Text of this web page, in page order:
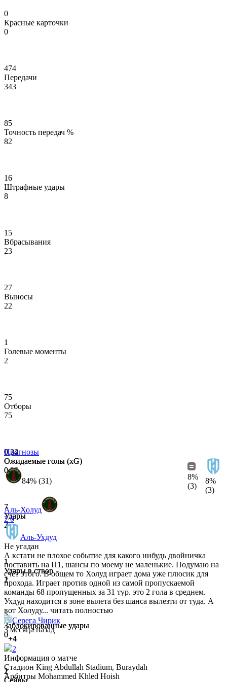
0
Красные карточки
0
474
Передачи
343
85
Точность передач %
82
16
Штрафные удары
8
15
Вбрасывания
23
27
Выносы
22
1
Голевые моменты
2
75
Отборы
75
0.24
Ожидаемые голы (xG)
0.38
7
Удары
3
1
Удары в створ
2
3
Заблокированные удары
0
2
Сейвы
0.32
Ожидаемые голы (xG)
0.04
7
Удары
2
1
Удары в створ
1
3
Заблокированные удары
0
1
Сейвы
Прогнозы
84% (31)
8%
(3)
8%
(3)
Аль-Холуд
2 0
Аль-Ухдуд
Не угадан
А кстати не плохое событие для какого нибудь двойничка
поставить на П1, шансы по моему не маленькие. Подумаю на
счёт этого. В общем то Холуд играет дома уже плюсик для
прохода. Играет против одной из самой пропускаемой
команды 68 пропущенных за 31 тур. это 2 гола в среднем.
Ухдуд находится в зоне вылета без шанса вылезти от туда. А
вот Холуду... читать полностью
Серега Чирик
3 месяца назад
+4
2
Информация о матче
Стадион King Abdullah Stadium, Buraydah
Арбитры Mohammed Khled Hoish